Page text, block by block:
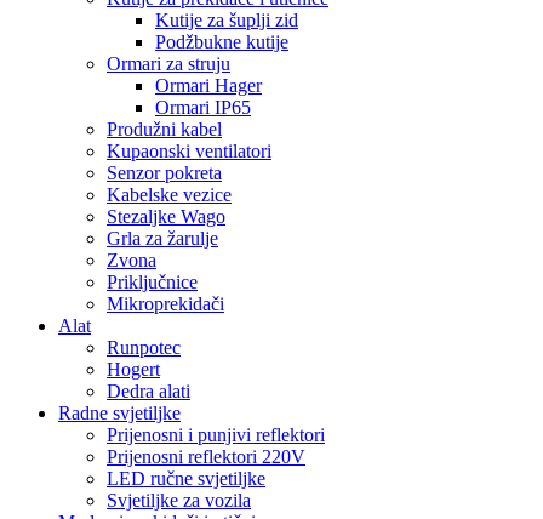
Kutije za šuplji zid
Podžbukne kutije
Ormari za struju
Ormari Hager
Ormari IP65
Produžni kabel
Kupaonski ventilatori
Senzor pokreta
Kabelske vezice
Stezaljke Wago
Grla za žarulje
Zvona
Priključnice
Mikroprekidači
Alat
Runpotec
Hogert
Dedra alati
Radne svjetiljke
Prijenosni i punjivi reflektori
Prijenosni reflektori 220V
LED ručne svjetiljke
Svjetiljke za vozila